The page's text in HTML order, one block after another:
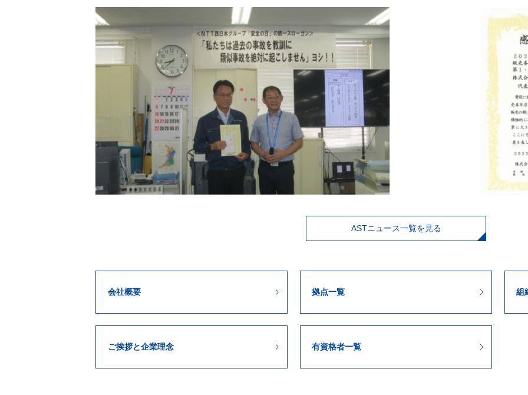
ASTニュース一覧を見る
会社概要 拠点一覧 組
ご挨拶と企業理念 有資格者一覧